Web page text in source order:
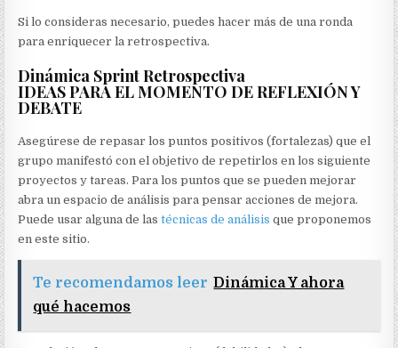
Si lo consideras necesario, puedes hacer más de una ronda
para enriquecer la retrospectiva.
Dinámica Sprint Retrospectiva
IDEAS PARA EL MOMENTO DE REFLEXIÓN Y
DEBATE
Asegúrese de repasar los puntos positivos (fortalezas) que el
grupo manifestó con el objetivo de repetirlos en los siguiente
proyectos y tareas. Para los puntos que se pueden mejorar
abra un espacio de análisis para pensar acciones de mejora.
Puede usar alguna de las técnicas de análisis que proponemos
en este sitio.
Te recomendamos leer Dinámica Y ahora
qué hacemos